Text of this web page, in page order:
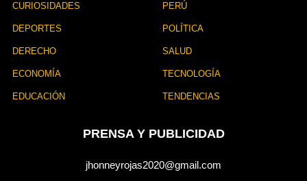
CURIOSIDADES
DEPORTES
DERECHO
ECONOMÍA
EDUCACIÓN
PERÚ
POLÍTICA
SALUD
TECNOLOGÍA
TENDENCIAS
PRENSA Y PUBLICIDAD
jhonneyrojas2020@gmail.com